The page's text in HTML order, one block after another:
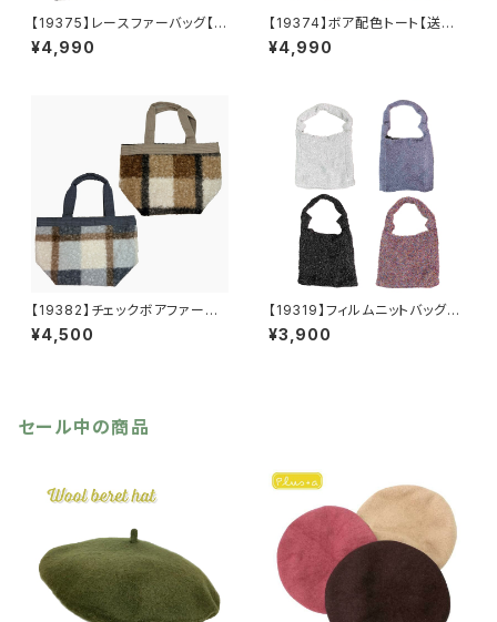
【19375】レースファーバッグ【送
料無料】秋冬バッグ 新作
¥4,990
【19374】ボア配色トート【送料
無料】秋冬バッグ 新作
¥4,990
【19382】チェックボアファート
ート【送料無料】秋冬バッグ 新
作
¥4,500
【19319】フィルムニットバッグ
【送料無料】キラキラ グリッタ
ー
¥3,900
セール中の商品